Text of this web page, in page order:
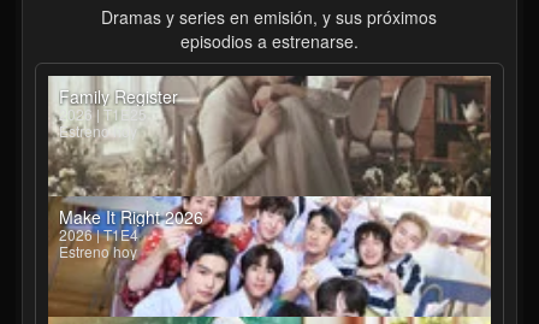
Dramas y series en emisión, y sus próximos
episodios a estrenarse.
Family Register
2026 | T1E25
Estreno hoy
Make It Right 2026
2026 | T1E4
Estreno hoy